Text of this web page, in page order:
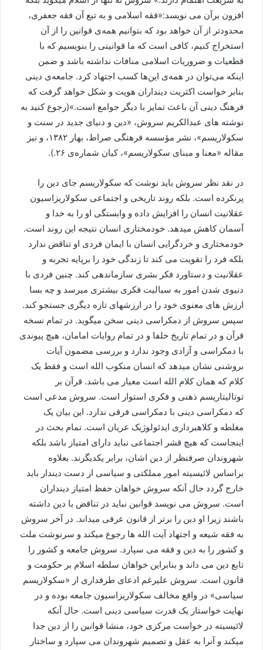
افزون برآن می نویسد:«فقه اسلامی و به تبع آن فقه جعفری،
محدودتر از آن خواهد بود که بتوانیم همه‌ی قوانین را از آن
استخراج کنیم، کافی است که ما قوانینی را بنویسیم که با
قطعیات و ضروریات اسلامی منافات نداشته باشد و ضمن
اینکه می‌توان در همه‌ی این‌ها کسب اجتهاد کرد. جامعه‌ی دینی
بنابر خواست اکثریت دینداران هویت و شکل خواهد گرفت که
فرهنگ دینی آن باعث تمایز با دیگر جوامع است.»(رجوع کنید به
نوشته های عبدالکریم سروش، «دین و دنیای جدید در سنت و
سکولاریسم»، نشر مؤسسه فرهنگی صراط، بهار ۱۳۸۲، و نیز
مقاله «معنا و مبنای سکولاریسم»، کیان شماره‌ی ۲۶.).
در نقد نظر سروش باید نوشت که سکولاریسم جای دین را
پرنکرده است. بلکه روند تاریخی و اجتماعی سکولاریزاسیون
عقلانیت انسان را افزایش داده و وابستگی او را به خدا و
آسمان کاهش میدهد. خودمختاری انسان نتیجه این روند است.
خودمختاری و خردگرایی انسان با ایمان فردی او تناقض ندارد
بلکه فرد را تقویت می کند تا زندگی خود را برپایه تجربه و
عقلانیت و دستاورد فکر بشری سازماندهی کند. چنین فردی با
دنیوی شدن امور به سیالیت فکری بیشتری میرسد و چه بسا
ارزش های معنوی خود را در ارزشهای تازه دیگری جستجو کند.
سپس سروش از دمکراسی دینی سخن میگوید. در تمام نسخه
قرآن و در تمام تاریخ خلفا و در تمام روایات امامان، هیچ پیوندی
با دمکراسی و آزادی وجود ندارد و بررسی مضمون آیات
بروشنی نشان میدهد که انسان منکوب الله است و فقط یک
کلام که همان کلام الله است معیار می باشد. قرآن بر
توتالیتاریسم ذهنی و فکری استوار است. سروش مدعی است
که دمکراسی دینی با دمکراسی فرقی ندارد. این بیان یک
مغلطه و کلاهبرداری ایدئولوژیک عریان است. تمام بحث در
اینجاست که هیچ قشر اجتماعی نباید دارای امتیاز باشد بلکه
شهروندان صرفنظر از دین اشان، برابر یکدیگرند. بعلاوه
براساس لائیسیته امور مملکتی و سیاسی از دست دیندار باید
خارج گردد حال آنکه سروش خواهان حفظ امتیاز دینداران
است. سروش می نویسد قوانین نباید در تناقض با دین داشته
باشند زیرا او دین را برتر از قانون عرفی میداند. در آخر سروش
به فقه شیعه و اجتهاد آیت الله ها رجوع میکند و سرنوشت ملت
و کشور را به دین و فقه می سپارد. سروش جامعه و کشور را
تابع دین می داند و بنابراین خواهان سلطه اسلام بر حکومت و
قانون است. سروش علیرغم ادعای طرفداری از «سکولاریسم
سیاسی» در واقع مخالف سکولاریزاسیون جامعه بوده و در
نهایت خواستار یک قدرت سیاسی دینی است. حال آنکه
لائیسیته در خواست مرکزی خود، منشا قوانین را از دین جدا
میکند و آنرا به عقل و تصمیم شهروندان می سپارد و ساختار